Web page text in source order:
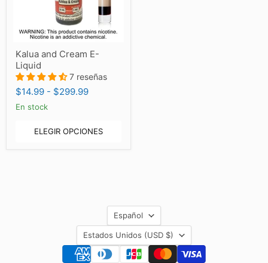
and
Cream
E-
Liquid
Kalua and Cream E-
Liquid
7 reseñas
$14.99 - $299.99
En stock
ELEGIR OPCIONES
Idioma
Español
País
Estados Unidos (USD $)